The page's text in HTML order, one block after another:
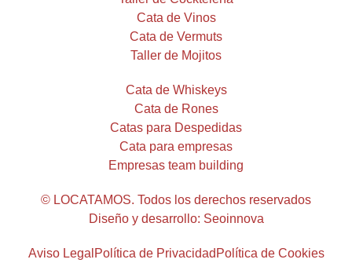
Cata de Vinos
Cata de Vermuts
Taller de Mojitos
Cata de Whiskeys
Cata de Rones
Catas para Despedidas
Cata para empresas
Empresas team building
© LOCATAMOS. Todos los derechos reservados
Diseño y desarrollo: Seoinnova
Aviso Legal Política de Privacidad Política de Cookies